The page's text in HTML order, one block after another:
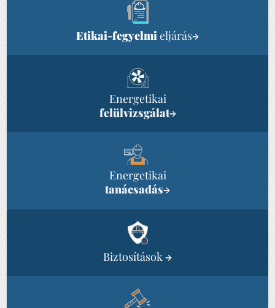
Etikai-fegyelmieljárás→
Energetikai
felülvizsgálat→
Energetikai
tanácsadás→
Biztosítások →